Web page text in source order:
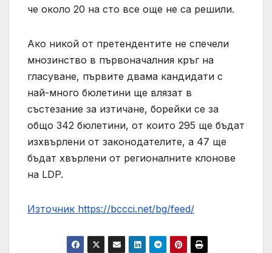
че около 20 на сто все още не са решили.
Ако никой от претендентите не спечели
мнозинство в първоначалния кръг на
гласуване, първите двама кандидати с
най-много бюлетини ще влязат в
състезание за изтичане, борейки се за
общо 342 бюлетини, от които 295 ще бъдат
изхвърлени от законодателите, а 47 ще
бъдат хвърлени от регионалните клонове
на LDP.
Източник https://bccci.net/bg/feed/